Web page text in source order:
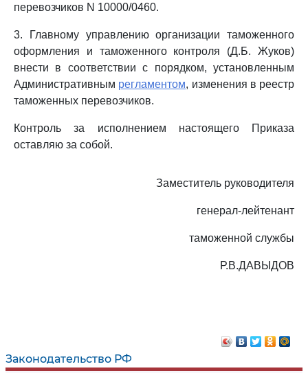
Законодательство РФ
перевозчиков N 10000/0460.
3. Главному управлению организации таможенного
оформления и таможенного контроля (Д.Б. Жуков)
внести в соответствии с порядком, установленным
Административным регламентом, изменения в реестр
таможенных перевозчиков.
Контроль за исполнением настоящего Приказа
оставляю за собой.
Заместитель руководителя
генерал-лейтенант
таможенной службы
Р.В.ДАВЫДОВ